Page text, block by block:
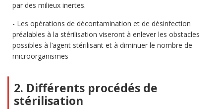
par des milieux inertes.
Les opérations de décontamination et de désinfection
préalables à la stérilisation viseront à enlever les obstacles
possibles à l’agent stérilisant et à diminuer le nombre de
microorganismes
2. Différents procédés de
stérilisation